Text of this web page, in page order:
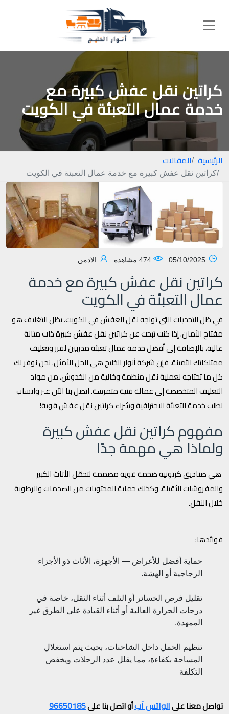
كراتين نقل عفش كبيرة مع
خدمة عمال التعبئة في الكويت
الرئيسية المقالات
كراتين نقل عفش كبيرة مع خدمة عمال التعبئة في الكويت
الادمن
كراتين نقل عفش كبيرة مع خدمة
عمال التعبئة في الكويت
في ظل التحديات التي تواجه نقل العفش في الكويت، يظل التغليف هو
مفتاح الأمان. إذا كنت تبحث عن كراتين نقل عفش كبيرة ذات متانة
عالية، بالإضافة إلى أفضل خدمة عمال تعبئة مدربين لفرز وتغليف
ممتلكاتك الثمينة، فإن شركة أنوار الخليج هي الحل الأمثل. نحن نوفر لك
كل ما تحتاجه لعملية نقل منظمة وخالية من الخدوش، من مواد
التغليف المتخصصة إلى عمالة فنية متمرسة. اتصل بنا الآن عبر واتساب
لطلب خدمة التعبئة الاحترافية وشراء كراتين نقل عفش قوية!
مفهوم كراتين نقل عفش كبيرة
ولماذا هي مهمة جدًا
هي صناديق كرتونية ضخمة قوية مصممة لتحمّل الأثاث الكبير
والمفروشات الثقيلة، وكذلك حماية المحتويات من الصدمات والرطوبة
خلال النقل.
فوائدها:
حماية أفضل للأغراض — الأجهزة، الأثاث ذو الأجزاء
الزجاجية أو الهشة.
تقليل فرص الخسائر أو التلف أثناء النقل، خاصة في
درجات الحرارة العالية أو أثناء القيادة على الطرق غير
الممهدة.
تنظيم الحمل داخل الشاحنات، بحيث يتم استغلال
المساحة بكفاءة، مما يقلل عدد الرحلات ويخفض
التكلفة
تواصل معنا علىالواتس آبأو اتصل بنا على96650185